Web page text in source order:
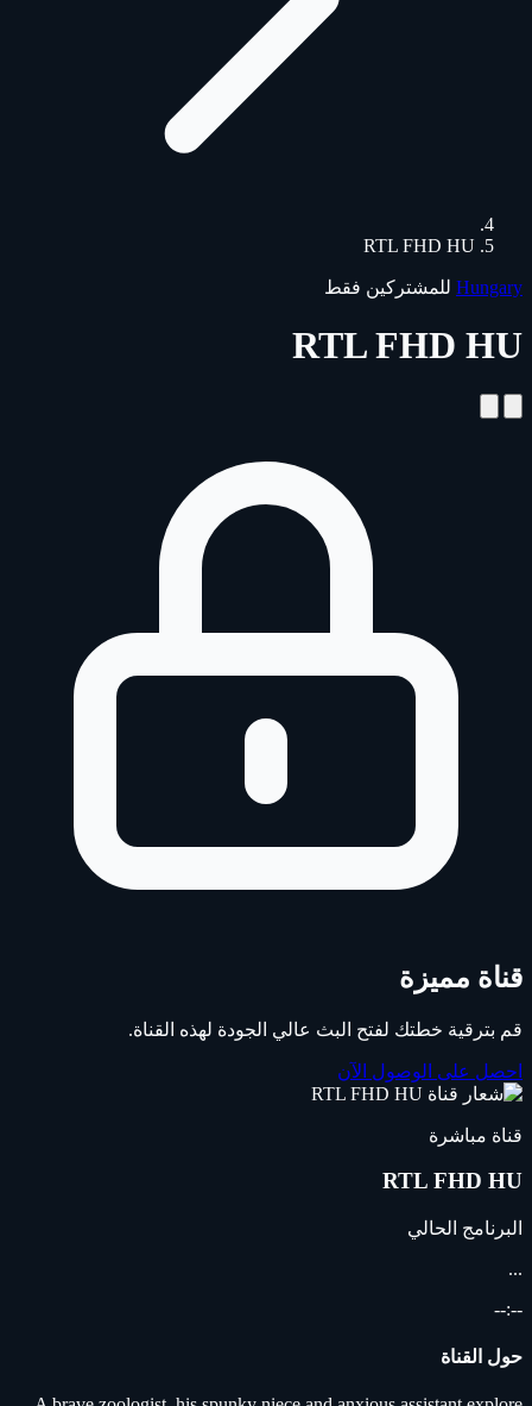
RTL FHD HU
Hungary للمشتركين فقط
RTL FHD HU
قناة مميزة
قم بترقية خطتك لفتح البث عالي الجودة لهذه القناة.
احصل على الوصول الآن
قناة مباشرة
RTL FHD HU
البرنامج الحالي
...
--:--
حول القناة